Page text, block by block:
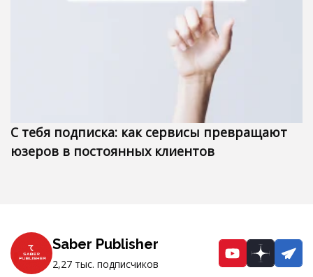
С тебя подписка: как сервисы превращают
юзеров в постоянных клиентов
Saber Publisher
2,27 тыс. подписчиков
YouTubeDzen